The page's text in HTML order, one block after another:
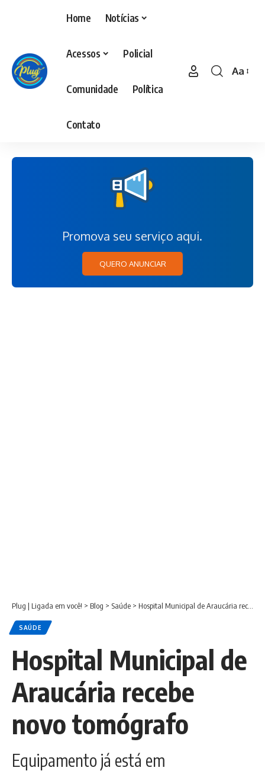
Home Notícias
Acessos Policial
Comunidade Política
Contato
Aa
Promova seu serviço aqui.
QUERO ANUNCIAR
Plug | Ligada em você! > Blog > Saúde > Hospital Municipal de Araucária recebe novo tomógrafo
SAÚDE
Hospital Municipal de
Araucária recebe
novo tomógrafo
Equipamento já está em